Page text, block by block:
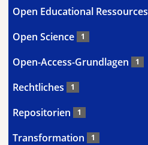
Open Educational Ressources
Open Science 1
Open-Access-Grundlagen 1
Rechtliches 1
Repositorien 1
Transformation 1